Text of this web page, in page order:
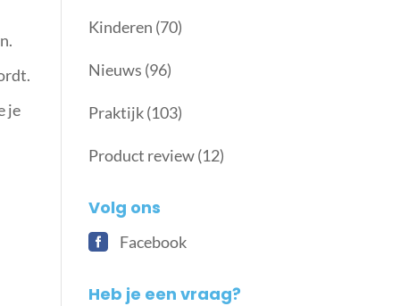
je
Kinderen (70)
Nieuws (96)
Praktijk(103)
Product review(12)
Volg ons
Facebook
Heb je een vraag?